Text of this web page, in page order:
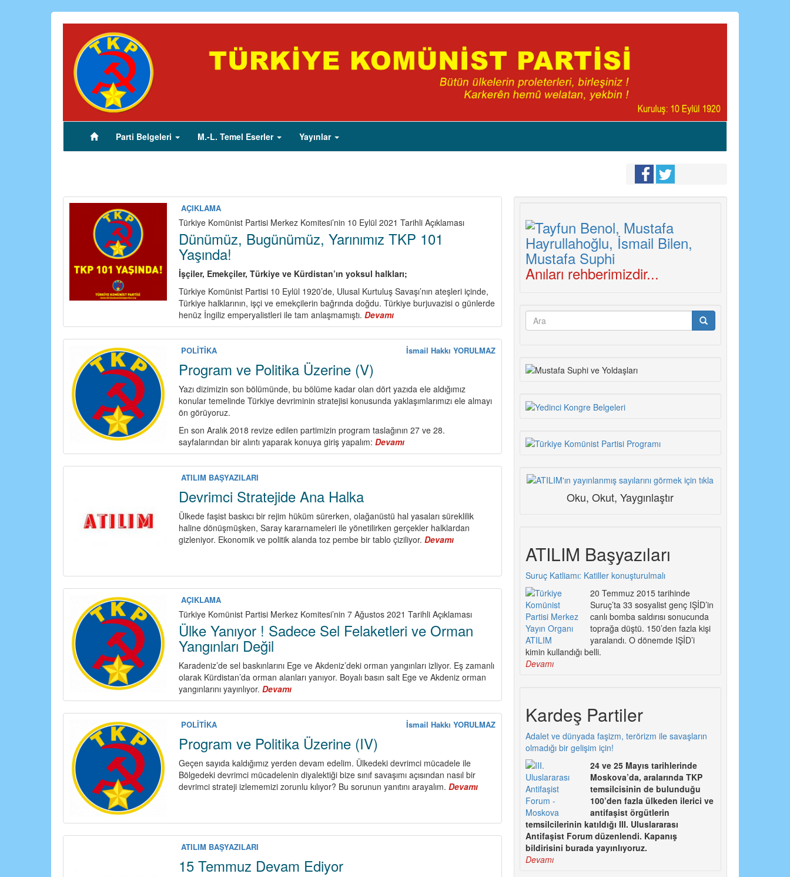
(current)Parti Belgeleri M.-L. Temel Eserler Yayınlar
AÇIKLAMA
Türkiye Komünist Partisi Merkez Komitesi’nin 10 Eylül 2021 Tarihli Açıklaması
Dünümüz, Bugünümüz, Yarınımız TKP 101
Yaşında!
İşçiler, Emekçiler, Türkiye ve Kürdistan’ın yoksul halkları;
Türkiye Komünist Partisi 10 Eylül 1920’de, Ulusal Kurtuluş Savaşı’nın ateşleri içinde,
Türkiye halklarının, işçi ve emekçilerin bağrında doğdu. Türkiye burjuvazisi o günlerde
henüz İngiliz emperyalistleri ile tam anlaşmamıştı.Devamı
Dünümüz,
Bugünümüz,
Yarınımız
Yaşında!
POLİTİKA İsmail Hakkı YORULMAZ
Program ve Politika Üzerine (V)
Yazı dizimizin son bölümünde, bu bölüme kadar olan dört yazıda ele aldığımız
konular temelinde Türkiye devriminin stratejisi konusunda yaklaşımlarımızı ele almayı
ön görüyoruz.
En son Aralık 2018 revize edilen partimizin program taslağının 27 ve 28.
sayfalarından bir alıntı yaparak konuya giriş yapalım:Devamı
Program
ve
ATILIM BAŞYAZILARI
Devrimci Stratejide Ana Halka
Ülkede faşist baskıcı bir rejim hüküm sürerken, olağanüstü hal yasaları süreklilik
haline dönüşmüşken, Saray kararnameleri ile yönetilirken gerçekler halklardan
gizleniyor. Ekonomik ve politik alanda toz pembe bir tablo çiziliyor.Devamı
Ana
Halka
AÇIKLAMA
Türkiye Komünist Partisi Merkez Komitesi’nin 7 Ağustos 2021 Tarihli Açıklaması
Ülke Yanıyor ! Sadece Sel Felaketleri ve Orman
Yangınları Değil
Karadeniz’de sel baskınlarını Ege ve Akdeniz’deki orman yangınları izliyor. Eş zamanlı
olarak Kürdistan’da orman alanları yanıyor. Boyalı basın salt Ege ve Akdeniz orman
yangınlarını yayınlıyor.Devamı
Ülke
Yanıyor
Sadece
Sel
Felaketleri
ve
Orman
Yangınları
POLİTİKA İsmail Hakkı YORULMAZ
Program ve Politika Üzerine (IV)
Geçen sayıda kaldığımız yerden devam edelim. Ülkedeki devrimci mücadele ile
Bölgedeki devrimci mücadelenin diyalektiği bize sınıf savaşımı açısından nasıl bir
devrimci strateji izlememizi zorunlu kılıyor? Bu sorunun yanıtını arayalım.Devamı
Politika
Üzerine
ATILIM BAŞYAZILARI
15 Temmuz Devam Ediyor
Anıları rehberimizdir...
Arama
Oku, Okut, Yaygınlaştır
ATILIM Başyazıları
Suruç Katliamı: Katiller konuşturulmalı
20 Temmuz 2015 tarihinde
Suruç’ta 33 sosyalist genç IŞİD’in
canlı bomba saldırısı sonucunda
toprağa düştü. 150’den fazla kişi
yaralandı. O dönemde IŞİD’i
kimin kullandığı belli.
Devamı
Kardeş Partiler
Adalet ve dünyada faşizm, terörizm ile savaşların
olmadığı bir gelişim için!
24 ve 25 Mayıs tarihlerinde
Moskova’da, aralarında TKP
temsilcisinin de bulunduğu
100’den fazla ülkeden ilerici ve
antifaşist örgütlerin
temsilcilerinin katıldığı III. Uluslararası
Antifaşist Forum düzenlendi. Kapanış
bildirisini burada yayınlıyoruz.
Devamı